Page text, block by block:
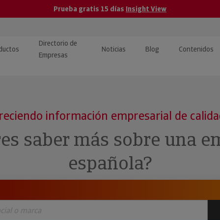
Prueba gratis 15 días Insight View
y ERP
· Recuperación de
Directorio de
Empresas
Noticias Blog Contenidos
Pública
Investigada
información empresarial de
saber más sobre una
española?